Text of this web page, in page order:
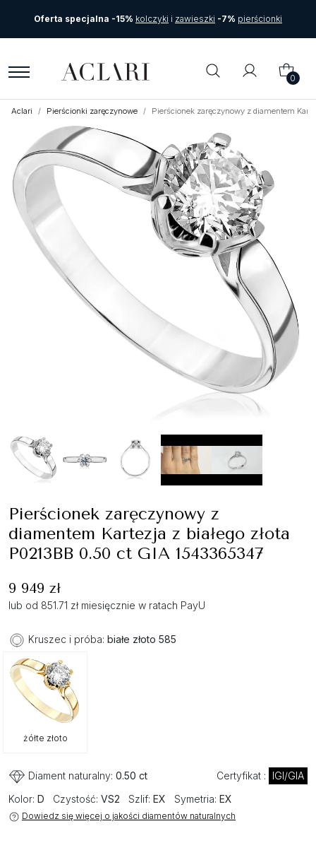
Oferta specjalna -15% kolczyki i zawieszki -7% pierścionki
0
Aclari Pierścionki zaręczynowe Pierścionek zaręczynowy z diamentem
Pierścionek zaręczynowy z
diamentem Kartezja z białego złota
P0213BB 0.50 ct GIA 1543365347
9 949 zł
lub od 851.71 zł miesięcznie w ratach PayU
Kruszec i próba: białe złoto 585
żółte złoto
Diament naturalny: 0.50 ct Certyfikat :
IGI/GIA
Kolor: D Czystość: VS2 Szlif: EX Symetria: EX
Dowiedz się więcej o jakości diamentów naturalnych